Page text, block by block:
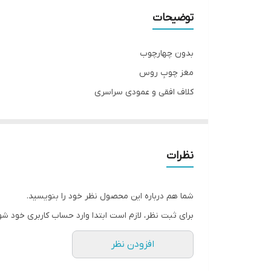
توضیحات
بدون چهارچوب
مغز چوبِ روس
کلاف افقی و عمودی سراسری
قابل تولید با پشت ضد آب ABS برای سرویس های بهداشتی
ابعاد استاندارد ۷۸ × ۲۰۵
نظرات
شما هم درباره این محصول نظر خود را بنویسید.
برای ثبت نظر، لازم است ابتدا وارد حساب کاربری خود
افزودن نظر